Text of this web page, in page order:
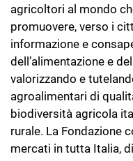
agricoltori al mondo
promuovere, verso i
informazione e
dell’alimentazione e
valorizzando e
agroalimentari di
biodiversità agricola
rurale. La Fondazione
mercati in tutta Italia,